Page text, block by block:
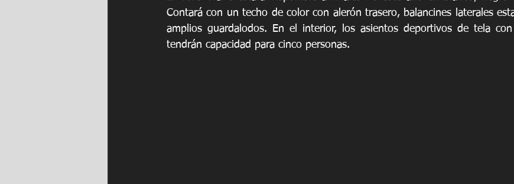
Contará con un techo de color con alerón trasero, balancines laterales
amplios guardalodos. En el interior, los asientos deportivos de tela
tendrán capacidad para cinco personas.